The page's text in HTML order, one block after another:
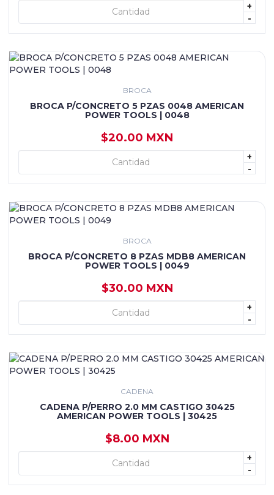
+
-
+ AGREGAR
BROCA
BROCA P/CONCRETO 5 PZAS 0048 AMERICAN
POWER TOOLS | 0048
$20.00 MXN
+
-
+ AGREGAR
BROCA
BROCA P/CONCRETO 8 PZAS MDB8 AMERICAN
POWER TOOLS | 0049
$30.00 MXN
+
-
+ AGREGAR
CADENA
CADENA P/PERRO 2.0 MM CASTIGO 30425
AMERICAN POWER TOOLS | 30425
$8.00 MXN
+
-
+ AGREGAR